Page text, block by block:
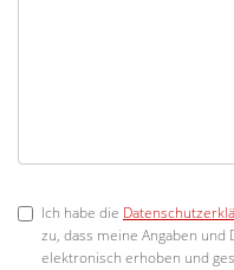
Ich habe die
zu, dass meine Angaben
elektronisch erhoben und